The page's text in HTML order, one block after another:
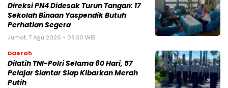
Direksi PN4 Didesak Turun Tangan: 17
Sekolah Binaan Yaspendik Butuh
Perhatian Segera
Jumat, 7 Agu 2026 - 08:30 WIB
Daerah
Dilatih TNI-Polri Selama 60 Hari, 57
Pelajar Siantar Siap Kibarkan Merah
Putih